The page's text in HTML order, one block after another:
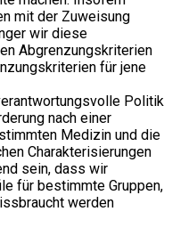
mit der Zuweisung
wir diese
Abgrenzungskriterien
für jene
Politik
nach einer
Medizin und die
Charakterisierungen
sein, dass wir
für bestimmte Gruppen,
werden